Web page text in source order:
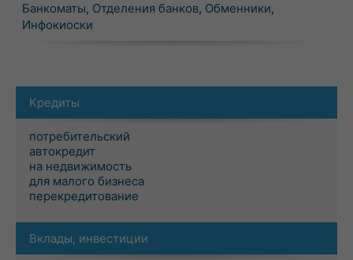
Банкоматы, Отделения банков, Обменники,
Инфокиоски
Кредиты
потребительский
автокредит
на недвижимость
для малого бизнеса
перекредитование
Вклады, инвестиции